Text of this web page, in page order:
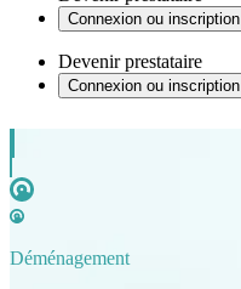
Connexion ou inscription
Devenir prestataire
Connexion ou inscription
Déménagement